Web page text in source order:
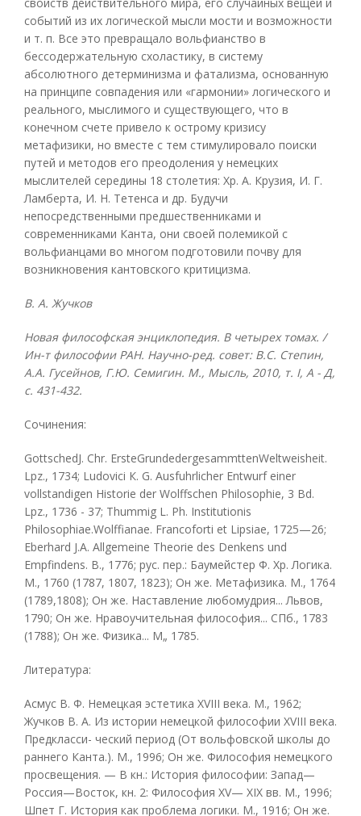
событий из их логической мысли мости и возможности
и т. п. Все это превращало вольфианство в
бессодержательную схоластику, в систему
абсолютного детерминизма и фатализма, основанную
на принципе совпадения или «гармонии» логического и
реального, мыслимого и существующего, что в
конечном счете привело к острому кризису
метафизики, но вместе с тем стимулировало поиски
путей и методов его преодоления у немецких
мыслителей середины 18 столетия: Хр. А. Крузия, И. Г.
Ламберта, И. Н. Тетенса и др. Будучи
непосредственными предшественниками и
современниками Канта, они своей полемикой с
вольфианцами во многом подготовили почву для
возникновения кантовского критицизма.
В. А. Жучков
Новая философская энциклопедия. В четырех томах. /
Ин-т философии РАН. Научно-ред. совет: В.С. Степин,
А.А. Гусейнов, Г.Ю. Семигин. М., Мысль, 2010, т. I, А - Д,
с. 431-432.
Сочинения:
GottschedJ. Chr. ErsteGrundedergesammttenWeltweisheit.
Lpz., 1734; Ludovici К. G. Ausfuhrlicher Entwurf einer
vollstandigen Historie der Wolffschen Philosophie, 3 Bd.
Lpz., 1736 - 37; Thummig L. Ph. Institutionis
Philosophiae.Wolffianae. Francoforti et Lipsiae, 1725—26;
Eberhard J.A. Allgemeine Theorie des Denkens und
Empfindens. В., 1776; рус. пер.: Баумейстер Ф. Хр. Логика.
М., 1760 (1787, 1807, 1823); Он же. Метафизика. М., 1764
(1789,1808); Он же. Наставление любомудрия... Львов,
1790; Он же. Нравоучительная философия... СПб., 1783
(1788); Он же. Физика... М„ 1785.
Литература:
Асмус В. Ф. Немецкая эстетика XVIII века. М., 1962;
Жучков В. А. Из истории немецкой философии XVIII века.
Предкласси- ческий период (От вольфовской школы до
раннего Канта.). М., 1996; Он же. Философия немецкого
просвещения. — В кн.: История философии: Запад—
Россия—Восток, кн. 2: Философия XV— XIX вв. М., 1996;
Шпет Г. История как проблема логики. М., 1916; Он же.